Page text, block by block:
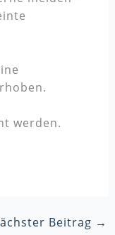
werden.
Beitrag →